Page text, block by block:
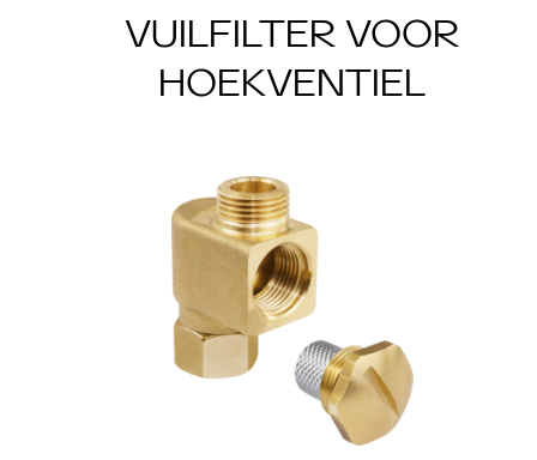
VUILFILTER VOOR
HOEKVENTIEL